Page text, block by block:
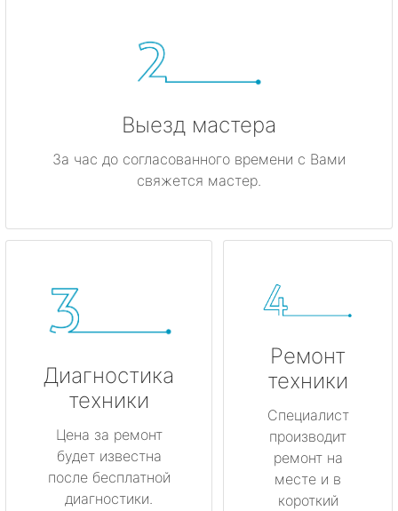
Выезд мастера
За час до согласованного времени с Вами
свяжется мастер.
Диагностика
техники
Цена за ремонт
будет известна
после бесплатной
диагностики.
Ремонт
техники
Специалист
производит
ремонт на
месте и в
короткий